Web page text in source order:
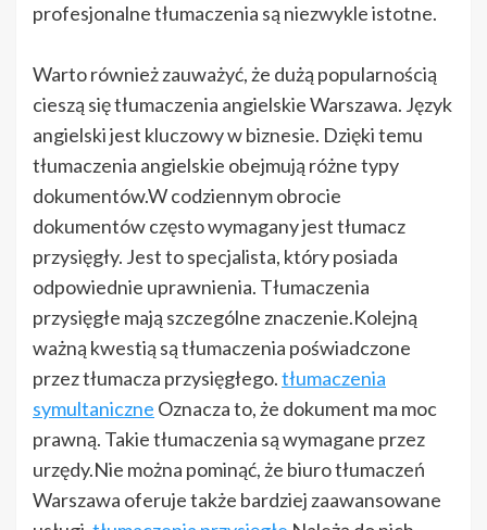
profesjonalne tłumaczenia są niezwykle istotne.
Warto również zauważyć, że dużą popularnością
cieszą się tłumaczenia angielskie Warszawa. Język
angielski jest kluczowy w biznesie. Dzięki temu
tłumaczenia angielskie obejmują różne typy
dokumentów.W codziennym obrocie
dokumentów często wymagany jest tłumacz
przysięgły. Jest to specjalista, który posiada
odpowiednie uprawnienia. Tłumaczenia
przysięgłe mają szczególne znaczenie.Kolejną
ważną kwestią są tłumaczenia poświadczone
przez tłumacza przysięgłego.tłumaczenia
symultaniczne Oznacza to, że dokument ma moc
prawną. Takie tłumaczenia są wymagane przez
urzędy.Nie można pominąć, że biuro tłumaczeń
Warszawa oferuje także bardziej zaawansowane